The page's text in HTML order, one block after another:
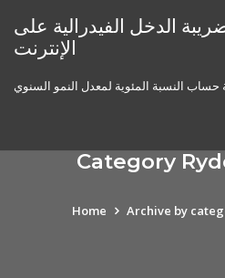
content
الدخل الفيدرالية على
الإنترنت
حساب النسبة المئوية لمعدل النمو السنوي
Category
Home Archive by